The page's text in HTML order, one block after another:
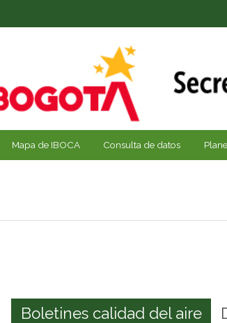
Mapa de IBOCA Consulta de datos
Boletines calidad del aire